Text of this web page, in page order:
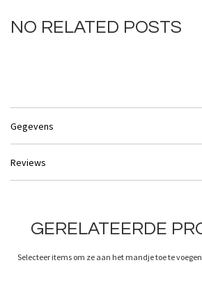
NO RELATED POSTS
Gegevens
Reviews
GERELATEERDE
Selecteer items om ze aan het mandje toe te